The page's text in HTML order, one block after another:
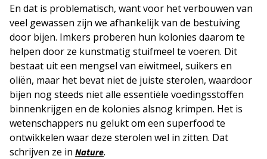
En dat is problematisch, want voor het verbouwen van
veel gewassen zijn we afhankelijk van de bestuiving
door bijen. Imkers proberen hun kolonies daarom te
helpen door ze kunstmatig stuifmeel te voeren. Dit
bestaat uit een mengsel van eiwitmeel, suikers en
oliën, maar het bevat niet de juiste sterolen, waardoor
bijen nog steeds niet alle essentiële voedingsstoffen
binnenkrijgen en de kolonies alsnog krimpen. Het is
wetenschappers nu gelukt om een superfood te
ontwikkelen waar deze sterolen wel in zitten. Dat
schrijven ze in Nature.